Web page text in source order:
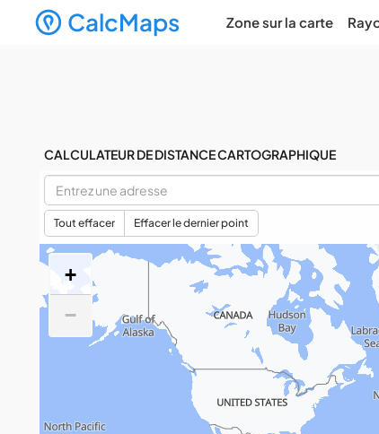
CalcMaps Zone sur la carte
CALCULATEUR DE DISTANCE CARTOGRAPHIQUE
Tout effacer Effacer le dernier point
+
−